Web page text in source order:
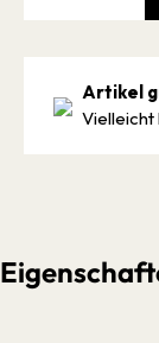
Artikel
Vielleicht